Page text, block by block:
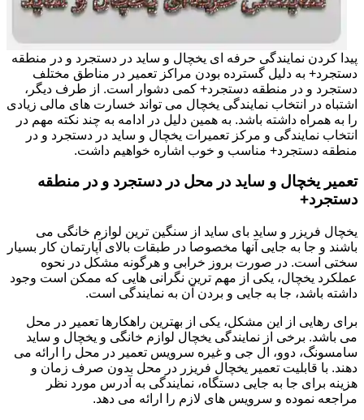
پیدا کردن نمایندگی حرفه ای یخچال و ساید در دستجرد و در منطقه
دستجرد+ به دلیل گسترده بودن مراکز تعمیر در مناطق مختلف
دستجرد و در منطقه دستجرد+ کمی دشوار است. از طرف دیگر،
اشتباه در انتخاب نمایندگی یخچال می تواند خسارت های مالی زیادی
را به همراه داشته باشد. به همین دلیل در ادامه به چند نکته مهم در
انتخاب نمایندگی و مرکز تعمیرات یخچال و ساید در دستجرد و در
منطقه دستجرد+ مناسب و خوب اشاره خواهیم داشت.
تعمیر یخچال و ساید در محل در دستجرد و در منطقه
دستجرد+
یخچال فریزر و ساید بای ساید از سنگین ترین لوازم خانگی می
باشند و جا به جایی آنها مخصوصا در طبقات بالای آپارتمان کار بسیار
سختی است. در صورت بروز خرابی و هرگونه مشکل در نحوه
عملکرد یخچال، یکی از مهم ترین نگرانی هایی که ممکن است وجود
داشته باشد، جا به جایی و بردن آن به نمایندگی است.
برای رهایی از این مشکل، یکی از بهترین راهکارها تعمیر در محل
می باشد. برخی از نمایندگی یخچال لوازم خانگی و یخچال و ساید
سامسونگ، دوو، ال جی و غیره سرویس تعمیر در محل را ارائه می
دهند. با قابلیت تعمیر یخچال فریزر در محل بدون صرف زمان و
هزینه برای جا به جایی دستگاه، نمایندگی به آدرس مورد نظر
مراجعه نموده و سرویس های لازم را ارائه می دهد.